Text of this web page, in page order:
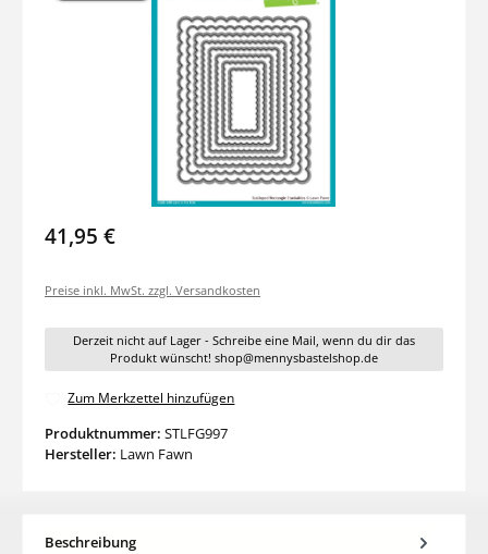
41,95 €
Preise inkl. MwSt. zzgl. Versandkosten
Derzeit nicht auf Lager - Schreibe eine Mail, wenn du dir das
Produkt wünscht! shop@mennysbastelshop.de
Zum Merkzettel hinzufügen
Produktnummer: STLFG997
Hersteller: Lawn Fawn
Beschreibung